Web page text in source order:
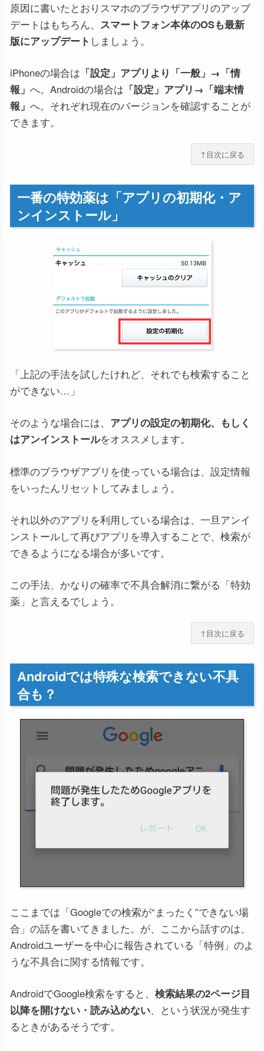
原因に書いたとおりスマホのブラウザアプリのアップ
デートはもちろん、 スマートフォン本体のOSも最新
版にアップデート しましょう。
iPhoneの場合は 「設定」アプリより「一般」→「情
報」 へ。Androidの場合は 「設定」アプリ→「端末情
報」 へ。それぞれ現在のバージョンを確認することが
できます。
↑目次に戻る
一番の特効薬は「アプリの初期化・ア
ンインストール」
「上記の手法を試したけれど、それでも検索すること
ができない…」
そのような場合には、 アプリの設定の初期化、もしく
はアンインストールをオススメします。
標準のブラウザアプリを使っている場合は、設定情報
をいったんリセットしてみましょう。
それ以外のアプリを利用している場合は、一旦アンイ
ンストールして再びアプリを導入することで、検索が
できるようになる場合が多いです。
この手法、かなりの確率で不具合解消に繋がる「特効
薬」と言えるでしょう。
↑目次に戻る
Androidでは特殊な検索できない不具
合も？
ここまでは「Googleでの検索が“まったく”できない場
合」の話を書いてきました。が、ここから話すのは、
Androidユーザーを中心に報告されている「特例」のよ
うな不具合に関する情報です。
AndroidでGoogle検索をすると、 検索結果の2ページ目
以降を開けない・読み込めない、という状況が発生す
るときがあるそうです。